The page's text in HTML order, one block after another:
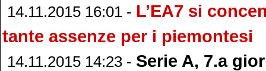
14.11.2015 16:01 - L’EA7 si
tante assenze per i piemontesi
14.11.2015 14:23 - Serie A, 7.a